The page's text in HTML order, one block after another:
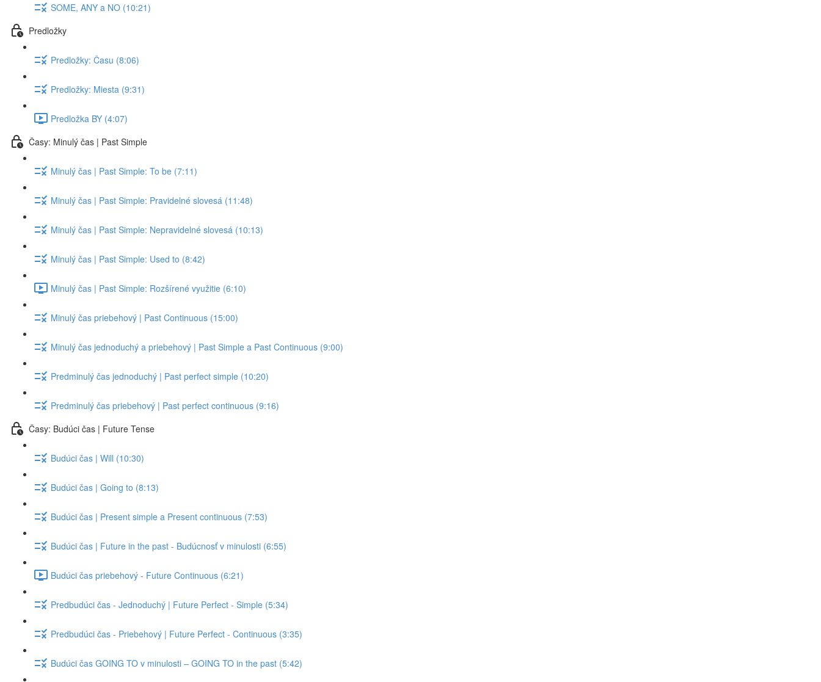
SOME, ANY a NO (10:21)
Predložky
Predložky: Času (8:06)
Predložky: Miesta (9:31)
Predložka BY (4:07)
Časy: Minulý čas | Past Simple
Minulý čas | Past Simple: To be (7:11)
Minulý čas | Past Simple: Pravidelné slovesá (11:48)
Minulý čas | Past Simple: Nepravidelné slovesá (10:13)
Minulý čas | Past Simple: Used to (8:42)
Minulý čas | Past Simple: Rozšírené využitie (6:10)
Minulý čas priebehový | Past Continuous (15:00)
Minulý čas jednoduchý a priebehový | Past Simple a Past Continuous (9:00)
Predminulý čas jednoduchý | Past perfect simple (10:20)
Predminulý čas priebehový | Past perfect continuous (9:16)
Časy: Budúci čas | Future Tense
Budúci čas | Will (10:30)
Budúci čas | Going to (8:13)
Budúci čas | Present simple a Present continuous (7:53)
Budúci čas | Future in the past - Budúcnosť v minulosti (6:55)
Budúci čas priebehový - Future Continuous (6:21)
Predbudúci čas - Jednoduchý | Future Perfect - Simple (5:34)
Predbudúci čas - Priebehový | Future Perfect - Continuous (3:35)
Budúci čas GOING TO v minulosti – GOING TO in the past (5:42)